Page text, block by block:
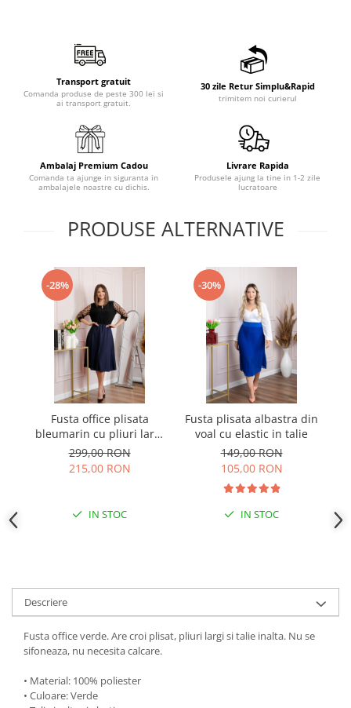
Transport gratuit
Comanda produse de peste 300 lei si
ai transport gratuit.
30 zile Retur Simplu&Rapid
trimitem noi curierul
Ambalaj Premium Cadou
Comanda ta ajunge in siguranta in
ambalajele noastre cu dichis.
Livrare Rapida
Produsele ajung la tine in 1-2 zile
lucratoare
PRODUSE ALTERNATIVE
-28%
Fusta office plisata
bleumarin cu pliuri largi
02
299,00 RON
215,00 RON
IN STOC
-30%
Fusta plisata albastra din
voal cu elastic in talie
149,00 RON
105,00 RON
IN STOC
Descriere
Fusta office verde. Are croi plisat, pliuri largi si talie inalta. Nu se
sifoneaza, nu necesita calcare.
• Material: 100% poliester
• Culoare: Verde